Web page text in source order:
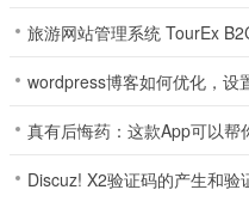
1、暗夜军团，自由组建
招募并集结你的防御者大军，
骑士，每一兵种都是抵挡黑暗
打造属于你的不败军团。
2、塔楼林立，策略制敌
旅游网站管理系统 TourEx
wordpress博客如何优化，设
真有后悔药：这款App可以帮
Discuz! X2验证码的产生和验